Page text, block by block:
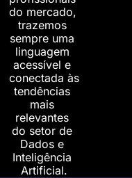
do mercado,
trazemos
sempre uma
linguagem
acessível e
conectada às
tendências
mais
relevantes
do setor de
Dados e
Inteligência
Artificial.